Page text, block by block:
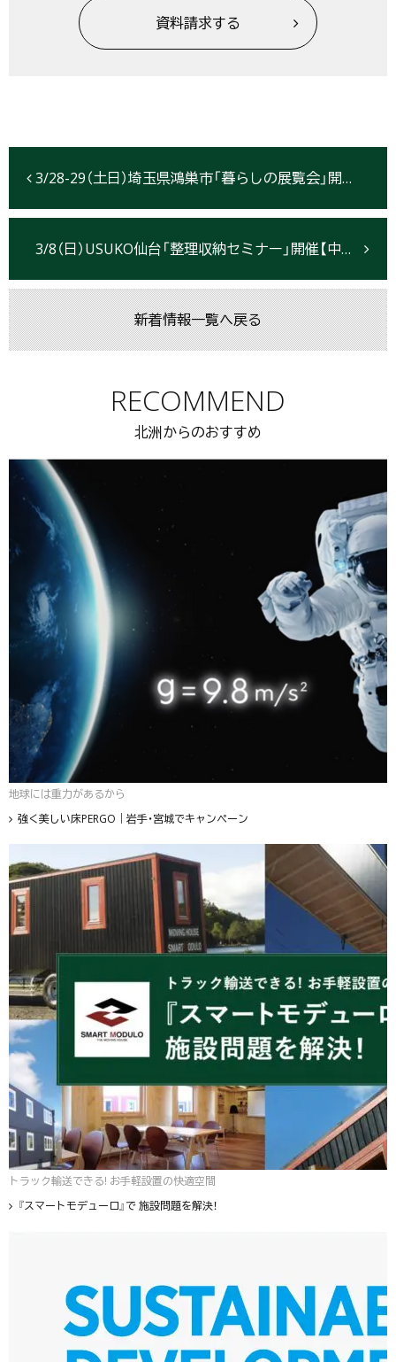
資料請求する
3/28-29（土日）埼玉県鴻巣市「暮らしの展覧会」開催【中止のお知らせ】
3/8（日）USUKO仙台「整理収納セミナー」開催【中止のお知らせ】
新着情報一覧へ戻る
RECOMMEND
北洲からのおすすめ
地球には重力があるから
強く美しい床PERGO｜岩手・宮城でキャンペーン
トラック輸送できる! お手軽設置の快適空間
『スマートモデューロ』で 施設問題を解決！